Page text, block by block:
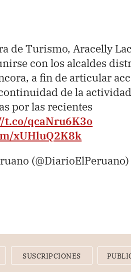
de Turismo, Aracelly
con los alcaldes
a fin de articular
de la
por las recientes
t.co/qcaNru6K3o
xUHluQ2K8k
(@DiarioElPeruano)
SUSCRIPCIONES